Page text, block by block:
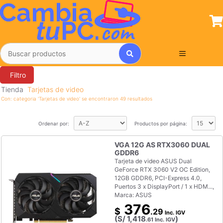
Saltar
al
Menú
Filtro
Tienda Tarjetas de video
Con: categoria 'Tarjetas de video' se encontraron 49 resultados
Ordenar por: Productos por página:
VGA 12G AS RTX3060 DUAL
GDDR6
Tarjeta de video ASUS Dual
GeForce RTX 3060 V2 OC Edition,
12GB GDDR6, PCI-Express 4.0,
Puertos 3 x DisplayPort / 1 x HDM...,
Marca: ASUS
$ 376.29 Inc. IGV
(S/1,418.61 Inc. IGV)